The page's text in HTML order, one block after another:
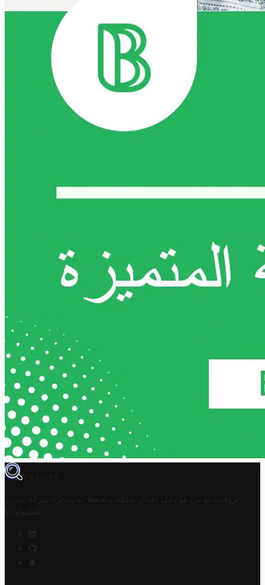
TROVIT
تروفيت تونس هو دليل أعمال تملكه وتحتفظ به وتديره
شركة مخزن
التكنولوجيا